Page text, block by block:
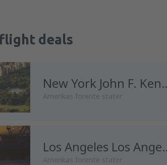
deals
New
Amerikas forente stater
Los
Amerikas forente stater